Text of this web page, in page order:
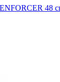
48